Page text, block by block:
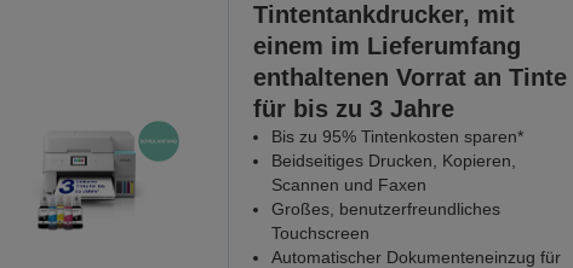
Tintentankdrucker, mit
einem im Lieferumfang
enthaltenen Vorrat an Tinte
für bis zu 3 Jahre
Bis zu 95% Tintenkosten sparen*
Beidseitiges Drucken, Kopieren,
Scannen und Faxen
Großes, benutzerfreundliches
Touchscreen
Automatischer Dokumenteneinzug für